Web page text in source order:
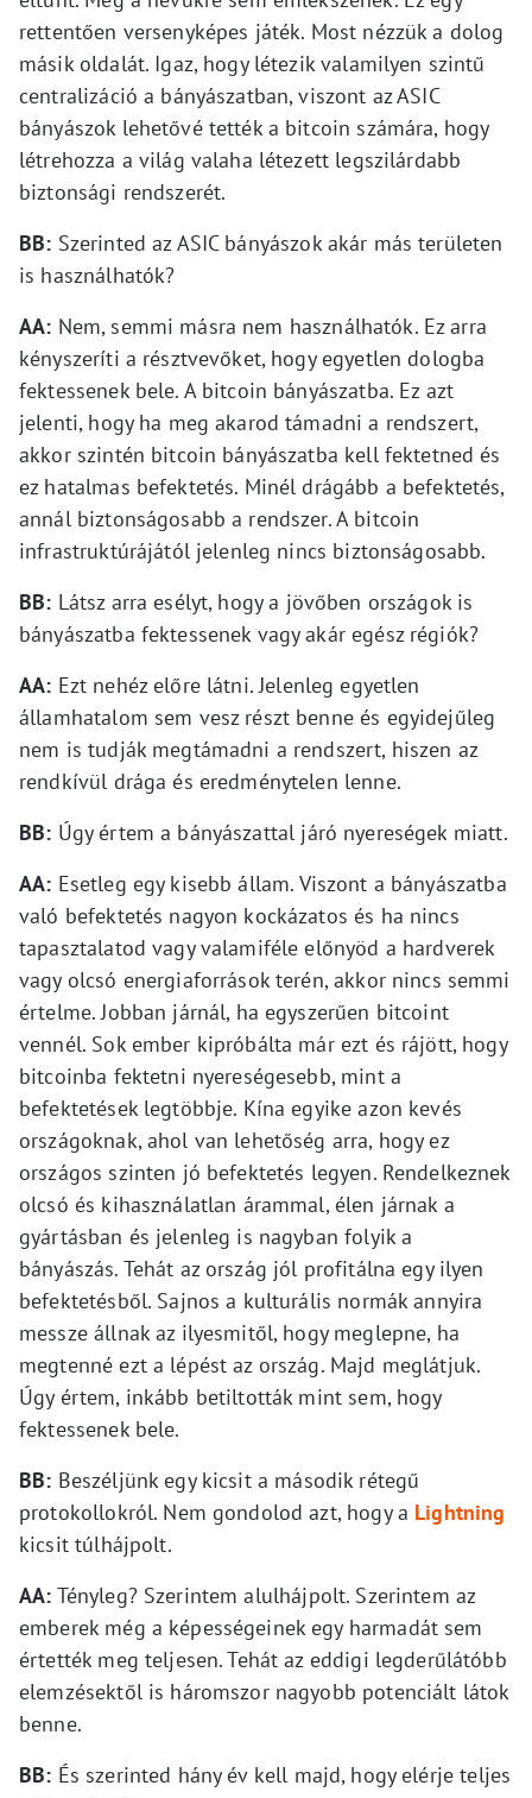
rettentően versenyképes játék. Most nézzük a dolog
másik oldalát. Igaz, hogy létezik valamilyen szintű
centralizáció a bányászatban, viszont az ASIC
bányászok lehetővé tették a bitcoin számára, hogy
létrehozza a világ valaha létezett legszilárdabb
biztonsági rendszerét.
BB: Szerinted az ASIC bányászok akár más területen
is használhatók?
AA: Nem, semmi másra nem használhatók. Ez arra
kényszeríti a résztvevőket, hogy egyetlen dologba
fektessenek bele. A bitcoin bányászatba. Ez azt
jelenti, hogy ha meg akarod támadni a rendszert,
akkor szintén bitcoin bányászatba kell fektetned és
ez hatalmas befektetés. Minél drágább a befektetés,
annál biztonságosabb a rendszer. A bitcoin
infrastruktúrájától jelenleg nincs biztonságosabb.
BB: Látsz arra esélyt, hogy a jövőben országok is
bányászatba fektessenek vagy akár egész régiók?
AA: Ezt nehéz előre látni. Jelenleg egyetlen
államhatalom sem vesz részt benne és egyidejűleg
nem is tudják megtámadni a rendszert, hiszen az
rendkívül drága és eredménytelen lenne.
BB: Úgy értem a bányászattal járó nyereségek miatt.
AA: Esetleg egy kisebb állam. Viszont a bányászatba
való befektetés nagyon kockázatos és ha nincs
tapasztalatod vagy valamiféle előnyöd a hardverek
vagy olcsó energiaforrások terén, akkor nincs semmi
értelme. Jobban járnál, ha egyszerűen bitcoint
vennél. Sok ember kipróbálta már ezt és rájött, hogy
bitcoinba fektetni nyereségesebb, mint a
befektetések legtöbbje. Kína egyike azon kevés
országoknak, ahol van lehetőség arra, hogy ez
országos szinten jó befektetés legyen. Rendelkeznek
olcsó és kihasználatlan árammal, élen járnak a
gyártásban és jelenleg is nagyban folyik a
bányászás. Tehát az ország jól profitálna egy ilyen
befektetésből. Sajnos a kulturális normák annyira
messze állnak az ilyesmitől, hogy meglepne, ha
megtenné ezt a lépést az ország. Majd meglátjuk.
Úgy értem, inkább betiltották mint sem, hogy
fektessenek bele.
BB: Beszéljünk egy kicsit a második rétegű
protokollokról. Nem gondolod azt, hogy a Lightning
kicsit túlhájpolt.
AA: Tényleg? Szerintem alulhájpolt. Szerintem az
emberek még a képességeinek egy harmadát sem
értették meg teljesen. Tehát az eddigi legderűlátóbb
elemzésektől is háromszor nagyobb potenciált látok
benne.
BB: És szerinted hány év kell majd, hogy elérje teljes